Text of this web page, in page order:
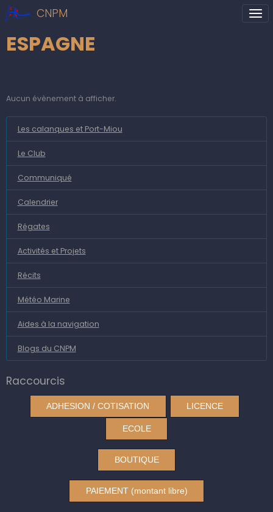
CNPM
ESPAGNE
Aucun évènement à afficher.
Les calanques et Port-Miou
Le Club
Communiqué
Calendrier
Régates
Activités et Projets
Récits
Météo Marine
Aides à la navigation
Blogs du CNPM
Raccourcis
ADHESION / COTISATION LICENCE
ECOLE
BOUTIQUE
PAIEMENT (montant libre)